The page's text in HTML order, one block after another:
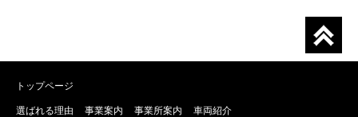
トップページ
選ばれる理由 事業案内 事業所案内 車両紹介